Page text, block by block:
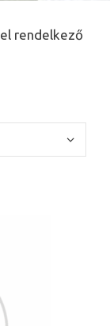
rendelkező